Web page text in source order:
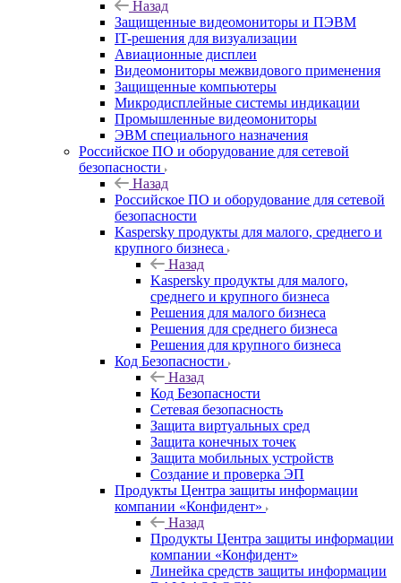
Назад
Защищенные видеомониторы и ПЭВМ
IT-решения для визуализации
Авиационные дисплеи
Видеомониторы межвидового применения
Защищенные компьютеры
Микродисплейные системы индикации
Промышленные видеомониторы
ЭВМ специального назначения
Российское ПО и оборудование для сетевой
безопасности
Назад
Российское ПО и оборудование для сетевой
безопасности
Kaspersky продукты для малого, среднего и
крупного бизнеса
Назад
Kaspersky продукты для малого,
среднего и крупного бизнеса
Решения для малого бизнеса
Решения для среднего бизнеса
Решения для крупного бизнеса
Код Безопасности
Назад
Код Безопасности
Сетевая безопасность
Защита виртуальных сред
Защита конечных точек
Защита мобильных устройств
Создание и проверка ЭП
Продукты Центра защиты информации
компании «Конфидент»
Назад
Продукты Центра защиты информации
компании «Конфидент»
Линейка средств защиты информации